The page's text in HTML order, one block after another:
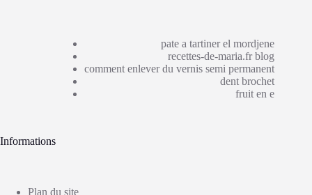
pate a tartiner el mordjene
recettes-de-maria.fr blog
comment enlever du vernis semi permanent
dent brochet
fruit en e
Informations
Plan du site